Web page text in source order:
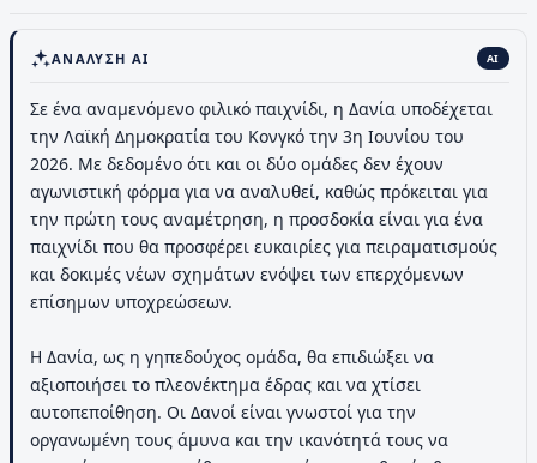
ΑΝΆΛΥΣΗ AI AI
Σε ένα αναμενόμενο φιλικό παιχνίδι, η Δανία υποδέχεται
την Λαϊκή Δημοκρατία του Κονγκό την 3η Ιουνίου του
2026. Με δεδομένο ότι και οι δύο ομάδες δεν έχουν
αγωνιστική φόρμα για να αναλυθεί, καθώς πρόκειται για
την πρώτη τους αναμέτρηση, η προσδοκία είναι για ένα
παιχνίδι που θα προσφέρει ευκαιρίες για πειραματισμούς
και δοκιμές νέων σχημάτων ενόψει των επερχόμενων
επίσημων υποχρεώσεων.
Η Δανία, ως η γηπεδούχος ομάδα, θα επιδιώξει να
αξιοποιήσει το πλεονέκτημα έδρας και να χτίσει
αυτοπεποίθηση. Οι Δανοί είναι γνωστοί για την
οργανωμένη τους άμυνα και την ικανότητά τους να